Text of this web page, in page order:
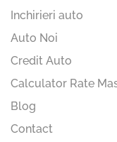
Inchirieri auto
Auto Noi
Credit Auto
Calculator Rate
Blog
Contact